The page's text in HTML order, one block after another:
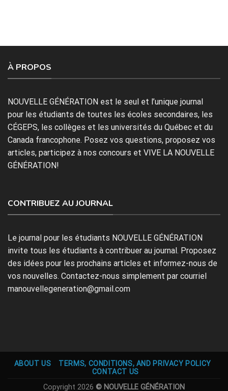
À PROPOS
NOUVELLE GÉNÉRATION est le seul et l’unique journal
pour les étudiants de toutes les écoles secondaires, les
CÉGEPS, les collèges et les universités du Québec et du
Canada francophone. Posez vos questions, proposez vos
articles, participez à nos concours et VIVE LA NOUVELLE
GÉNÉRATION!
CONTRIBUEZ AU JOURNAL
Le journal pour les étudiants NOUVELLE GÉNÉRATION
invite tous les étudiants à contribuer au journal. Proposez
des idées pour les prochains articles et informez-nous de
vos nouvelles. Contactez-nous simplement par courriel
manouvellegeneration@gmail.com
ABOUT US
TERMS, CONDITIONS, AND PRIVACY POLICY
CONTACT US
Copyright 2026 © NOUVELLE GÉNÉRATION